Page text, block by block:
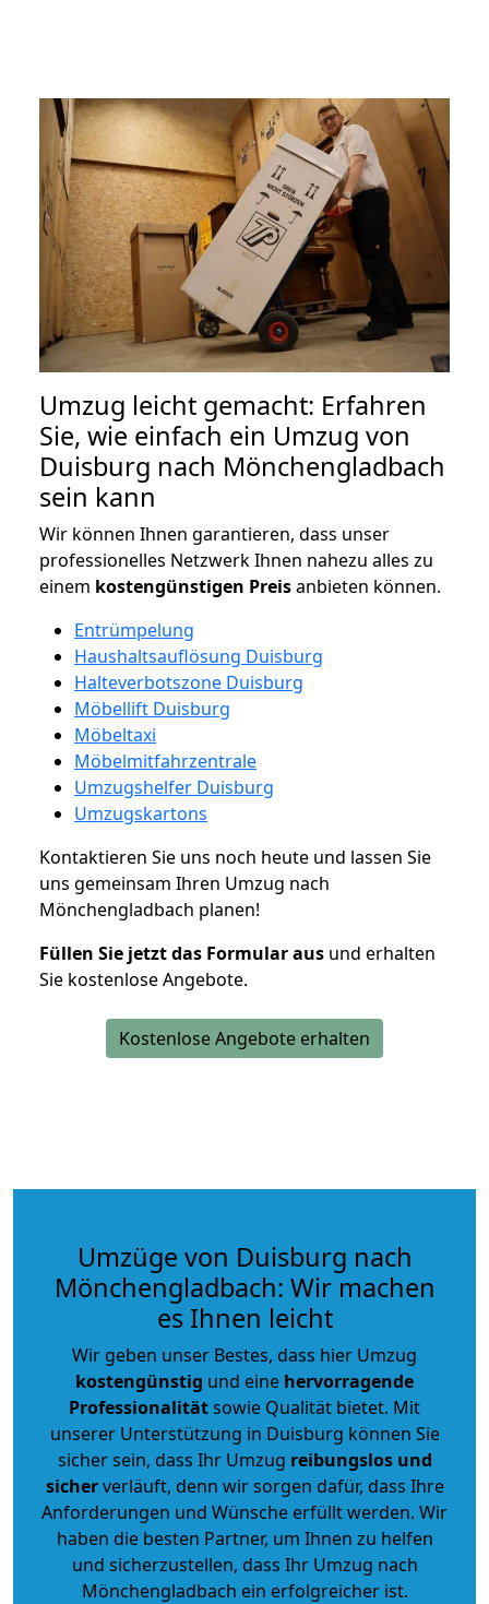
Umzug leicht gemacht: Erfahren
Sie, wie einfach ein Umzug von
Duisburg nach Mönchengladbach
sein kann
Wir können Ihnen garantieren, dass unser
professionelles Netzwerk Ihnen nahezu alles zu
einem kostengünstigen Preisanbieten können.
Entrümpelung
Haushaltsauflösung Duisburg
Halteverbotszone Duisburg
Möbellift Duisburg
Möbeltaxi
Möbelmitfahrzentrale
Umzugshelfer Duisburg
Umzugskartons
Kontaktieren Sie uns noch heute und lassen Sie
uns gemeinsam Ihren Umzug nach
Mönchengladbach planen!
Füllen Sie jetzt das Formular aus und erhalten
Sie kostenlose Angebote.
Kostenlose Angebote erhalten
Umzüge von Duisburg nach
Mönchengladbach: Wir machen
es Ihnen leicht
Wir geben unser Bestes, dass hier Umzug
kostengünstig und eine hervorragende
Professionalitätsowie Qualität bietet. Mit
unserer Unterstützung in Duisburg können Sie
sicher sein, dass Ihr Umzug reibungslos und
sicherverläuft, denn wir sorgen dafür, dass Ihre
Anforderungen und Wünsche erfüllt werden. Wir
haben die besten Partner, um Ihnen zu helfen
und sicherzustellen, dass Ihr Umzug nach
Mönchengladbach ein erfolgreicher ist.